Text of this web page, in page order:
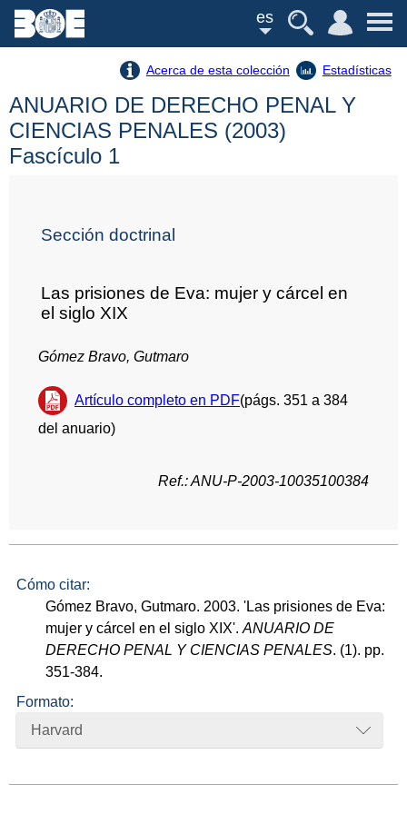
es
Acerca de esta colección Estadísticas
ANUARIO DE DERECHO PENAL Y
CIENCIAS PENALES (2003)
Fascículo 1
Sección doctrinal
Las prisiones de Eva: mujer y cárcel en
el siglo XIX
Gómez Bravo, Gutmaro
Artículo completo en PDF(págs. 351 a 384
del anuario)
Ref.: ANU-P-2003-10035100384
Cómo citar:
Gómez Bravo, Gutmaro. 2003. 'Las prisiones de Eva:
mujer y cárcel en el siglo XIX'.ANUARIO DE
DERECHO PENAL Y CIENCIAS PENALES. (1). pp.
351-384.
Formato:
Harvard